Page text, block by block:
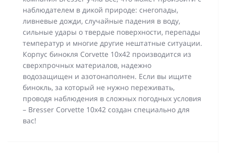
наблюдателем в дикой природе: снегопады,
ливневые дожди, случайные падения в воду,
сильные удары о твердые поверхности, перепады
температур и многие другие нештатные ситуации.
Корпус бинокля Corvette 10x42 производится из
сверхпрочных материалов, надежно
водозащищен и азотонаполнен. Если вы ищите
бинокль, за который не нужно переживать,
проводя наблюдения в сложных погодных условия
– Bresser Corvette 10x42 создан специально для
вас!